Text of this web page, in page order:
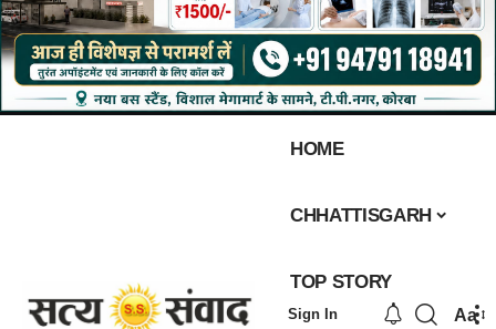
HOME
CHHATTISGARH
TOP STORY
Sign In Aa